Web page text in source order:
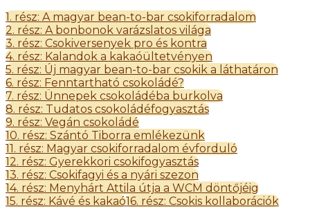
1. rész: A magyar bean-to-bar csokiforradalom
2. rész: A bonbonok varázslatos világa
3. rész: Csokiversenyek pro és kontra
4. rész: Kalandok a kakaóültetvényen
5. rész: Új magyar bean-to-bar csokik a láthatáron
6. rész: Fenntartható csokoládé?
7. rész: Ünnepek csokoládéba burkolva
8. rész: Tudatos csokoládéfogyasztás
9. rész: Vegán csokoládé
10. rész: Szántó Tiborra emlékezünk
11. rész: Magyar csokiforradalom évforduló
12. rész: Gyerekkori csokifogyasztás
13. rész: Csokifagyi és a nyári szezon
14. rész: Menyhárt Attila útja a WCM döntőjéig
15. rész: Kávé és kakaó16. rész: Csokis kollaborációk